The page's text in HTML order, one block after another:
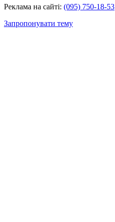
Реклама на сайті: (095) 750-18-53
Запропонувати тему